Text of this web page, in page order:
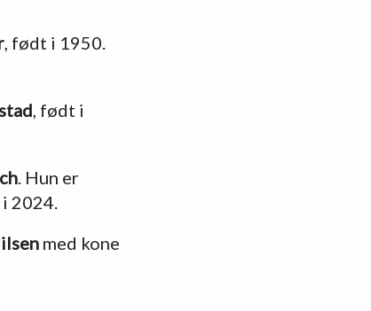
, født i 1950.
, født i
. Hun er
i 2024.
med kone